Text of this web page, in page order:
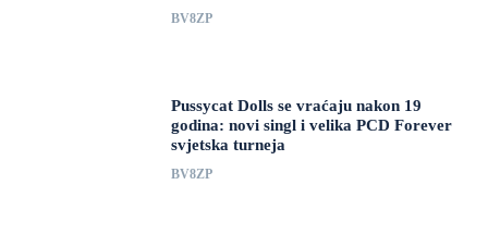
BV8ZP
Pussycat Dolls se vraćaju nakon 19
godina: novi singl i velika PCD Forever
svjetska turneja
BV8ZP